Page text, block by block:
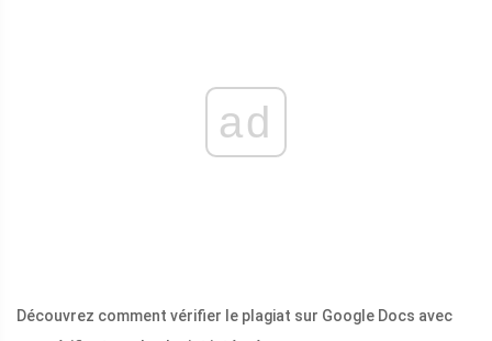
ad
Découvrez comment vérifier le plagiat sur Google Docs avec